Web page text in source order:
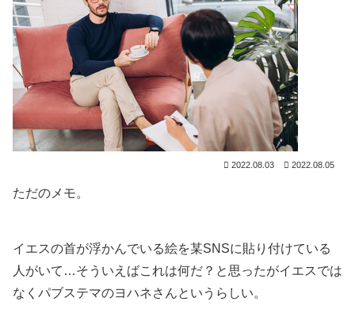
2022.08.03 2022.08.05
ただのメモ。
イエスの首が浮かんでいる絵を某SNSに貼り付けている
人がいて…そういえばこれは何だ？と思ったがイエスでは
なくパブステマのヨハネさんというらしい。